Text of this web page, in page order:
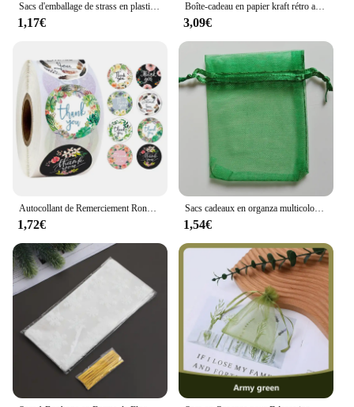
Sacs d'emballage de strass en plastique à pois translucides, sacs auto-adhésifs enveloppés pour gâteau Chi, décorations de fête d'anniversaire et de mariage, 100 pièces/lot
1,17€
Boîte-cadeau en papier kraft rétro avec étiquettes en UL, sac d'emballage de bonbons blancs et bruns, fournitures de fête d'anniversaire et de mariage, 10-30 pièces
3,09€
Autocollant de Remerciement Rond en Papier Kraft Attro, Dragées, Sac de Bonbons, Fleur, Boîte Cadeau, Boîtes à Gâteaux et Emballage, Autocollants de Mariage, 500 Pièces
1,72€
Sacs cadeaux en organza multicolores, proximité wstring, pocommuniste pour bonbons et bijoux, emballage de mariage, 25 pièces, 50 pièces, 100 pièces
1,54€